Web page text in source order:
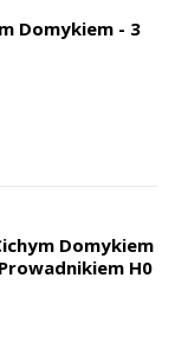
Domykiem - 3
Domykiem
H0